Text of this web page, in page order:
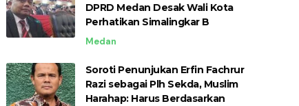
DPRD Medan Desak Wali Kota
Perhatikan Simalingkar B
Medan
Soroti Penunjukan Erfin Fachrur
Razi sebagai Plh Sekda, Muslim
Harahap: Harus Berdasarkan